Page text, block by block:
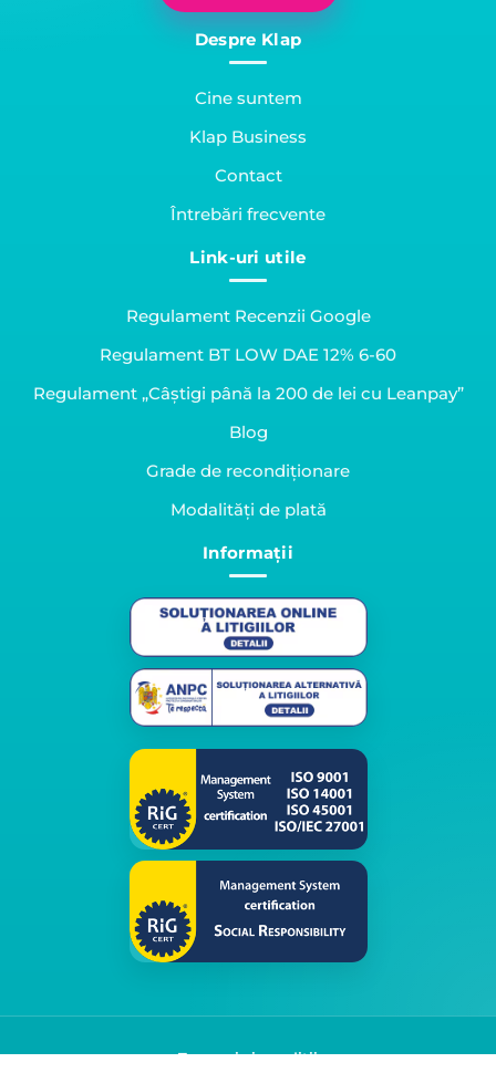
Despre Klap
Cine suntem
Klap Business
Contact
Întrebări frecvente
Link-uri utile
Regulament Recenzii Google
Regulament BT LOW DAE 12% 6-60
Regulament „Câștigi până la 200 de lei cu Leanpay”
Blog
Grade de recondiționare
Modalități de plată
Informații
Termeni și condiții